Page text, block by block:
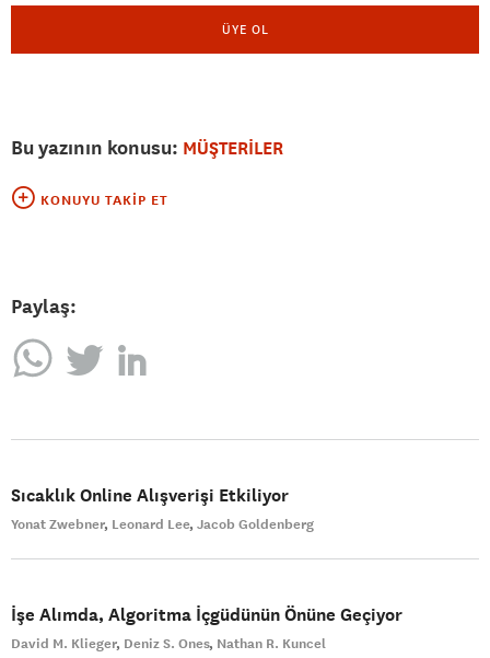
ÜYE OL
Bu yazının konusu: MÜŞTERİLER
KONUYU TAKIP ET
Paylaş:
Sıcaklık Online Alışverişi Etkiliyor
Yonat Zwebner Leonard Lee Jacob Goldenberg
İşe Alımda, Algoritma İçgüdünün Önüne Geçiyor
David M. Klieger Deniz S. Ones Nathan R. Kuncel